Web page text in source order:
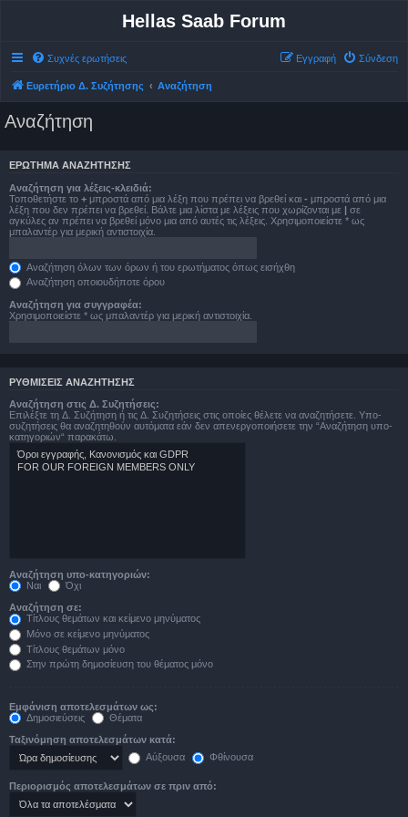
Hellas Saab Forum
Συχνές ερωτήσεις Σύνδεση
Εγγραφή
Ευρετήριο Δ. Συζήτησης Αναζήτηση
Αναζήτηση
ΕΡΏΤΗΜΑ ΑΝΑΖΉΤΗΣΗΣ
Αναζήτηση για λέξεις-κλειδιά:
Τοποθετήστε το + μπροστά από μια λέξη που πρέπει να βρεθεί και - μπροστά από μια
λέξη που δεν πρέπει να βρεθεί. Βάλτε μια λίστα με λέξεις που χωρίζονται με | σε
αγκύλες αν πρέπει να βρεθεί μόνο μια από αυτές τις λέξεις. Χρησιμοποιείστε * ως
μπαλαντέρ για μερική αντιστοιχία.
Αναζήτηση όλων των όρων ή του ερωτήματος όπως εισήχθη
Αναζήτηση οποιουδήποτε όρου
Αναζήτηση για συγγραφέα:
Χρησιμοποιείστε * ως μπαλαντέρ για μερική αντιστοιχία.
ΡΥΘΜΊΣΕΙΣ ΑΝΑΖΉΤΗΣΗΣ
Αναζήτηση στις Δ. Συζητήσεις:
Επιλέξτε τη Δ. Συζήτηση ή τις Δ. Συζητήσεις στις οποίες θέλετε να αναζητήσετε. Υπο-
συζητήσεις θα αναζητηθούν αυτόματα εάν δεν απενεργοποιήσετε την “Αναζήτηση υπο-
κατηγοριών“ παρακάτω.
Αναζήτηση υπο-κατηγοριών:
Ναι
Όχι
Αναζήτηση σε:
Τίτλους θεμάτων και κείμενο μηνύματος
Μόνο σε κείμενο μηνύματος
Τίτλους θεμάτων μόνο
Στην πρώτη δημοσίευση του θέματος μόνο
Εμφάνιση αποτελεσμάτων ως:
Δημοσιεύσεις
Θέματα
Ταξινόμηση αποτελεσμάτων κατά:
Αύξουσα
Φθίνουσα
Περιορισμός αποτελεσμάτων σε πριν από: